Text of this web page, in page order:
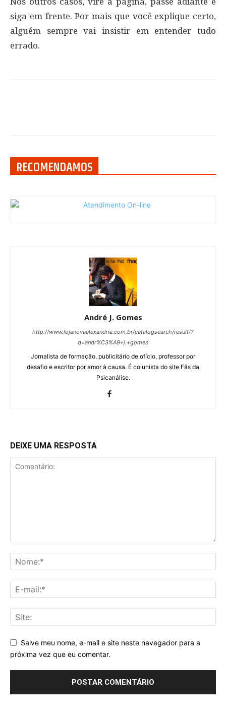
siga em frente. Por mais que você explique certo,
alguém sempre vai insistir em entender tudo
errado.
RECOMENDAMOS
André J. Gomes
http://www.lojanovaalexandria.com.br/catalogsearch/result/?
q=andr%C3%A9+j.+gomes
Jornalista de formação, publicitário de ofício, professor por
desafio e escritor por amor à causa. É colunista do site Fãs da
Psicanálise.
DEIXE UMA RESPOSTA
Salve meu nome, e-mail e site neste navegador para a
próxima vez que eu comentar.